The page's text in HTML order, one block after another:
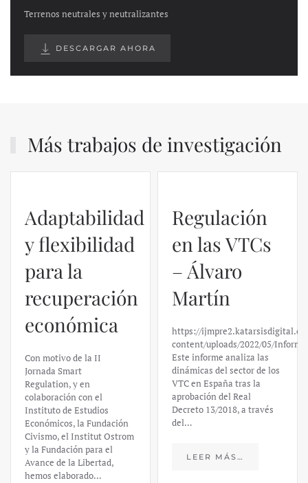
Terrenos neutrales y neutralizantes
DESCARGAR AHORA
Más trabajos de investigación
Adaptabilidad
y flexibilidad
para la
recuperación
económica
Con motivo de la II
Jornada Smart
Regulation, y en
colaboración con el
Instituto de Estudios
Económicos, la Fundación
Civismo, el Institut Ostrom
y la Fundación para el
Avance de la Libertad,
hemos elaborado…
Regulación
en las VTCs
– Álvaro
Martín
https://
content/uploads/2022/05/
Este informe analiza las
dinámicas del sector de los
VTC en España tras la
aprobación del Real
Decreto 13/2018, a través
del…
LEER MÁS…